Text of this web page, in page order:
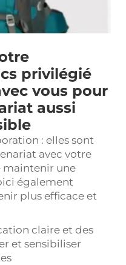
privilégié
vous pour
aussi
: elles sont
avec votre
maintenir une
également
plus efficace et
claire et des
et sensibiliser